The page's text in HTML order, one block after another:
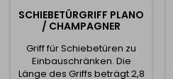
SCHIEBETÜRGRIFF PLANO
/ CHAMPAGNER
Griff für Schiebetüren zu
Einbauschränken. Die
Länge des Griffs beträgt 2,8